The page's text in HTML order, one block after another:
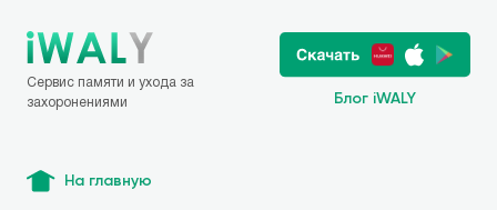
Сервис памяти и ухода за
захоронениями
Блог iWALY
На главную